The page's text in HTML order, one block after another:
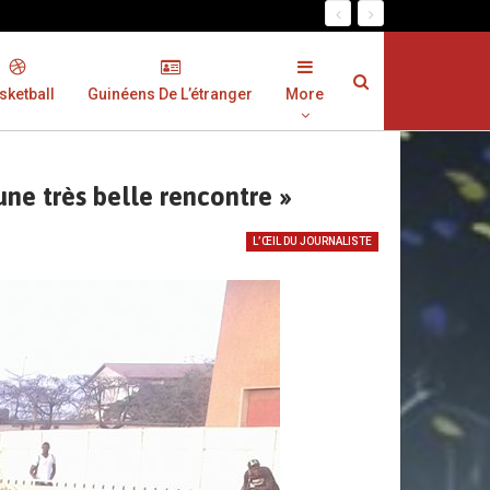
Guinéens De L’étranger More
très belle rencontre »
L’ŒIL DU JOURNALISTE